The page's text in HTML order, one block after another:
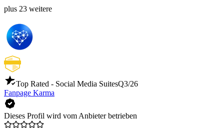
plus 23 weitere
Top Rated - Social Media SuitesQ3/26
Fanpage Karma
Dieses Profil wird vom Anbieter betrieben